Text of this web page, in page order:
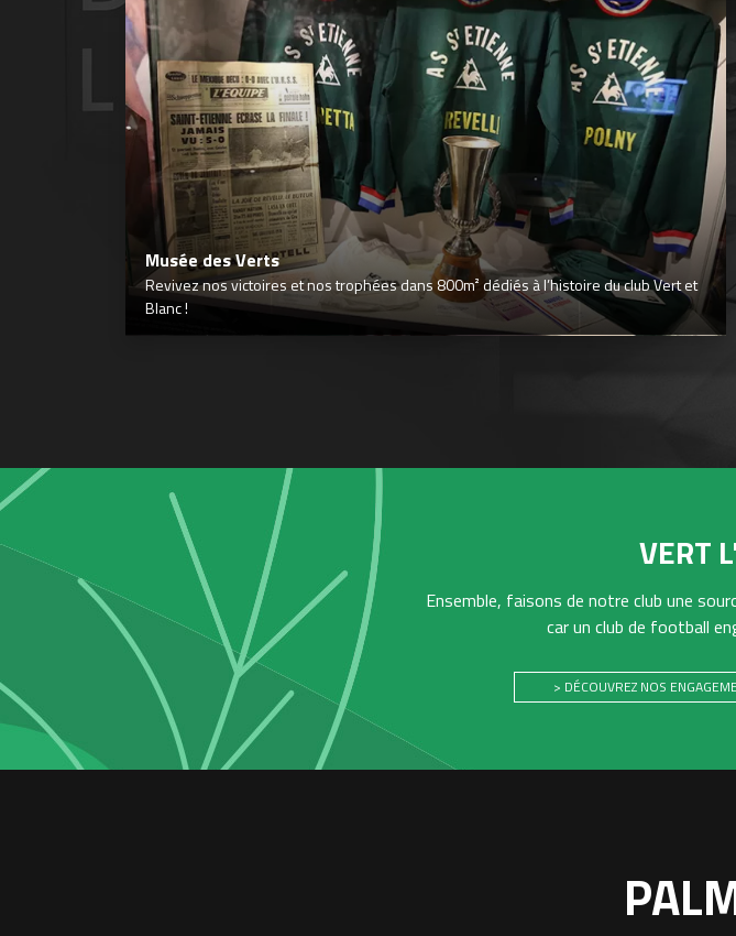
Musée des Verts
Revivez nos victoires et nos trophées dans 800m² dédiés à l’histoire du club Vert et
Blanc !
VERT
Ensemble, faisons de notre club une
car un club de football
> DÉCOUVREZ NOS